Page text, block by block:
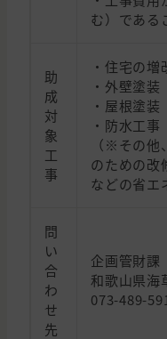
む）である
助
成
対
象
工
事
・住宅の
・外壁塗装
・屋根塗装
・防水工事
（※その他
のための改
などの省エ
問
い
合
わ
せ
先
企画管財課
和歌山県海
073-489-